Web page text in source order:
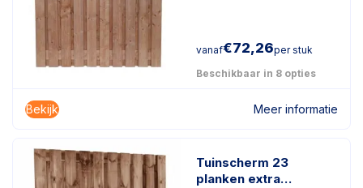
vanaf€72,26per stuk
Beschikbaar in 8 opties
Bekijk Meer informatie
Tuinscherm 23
planken extra